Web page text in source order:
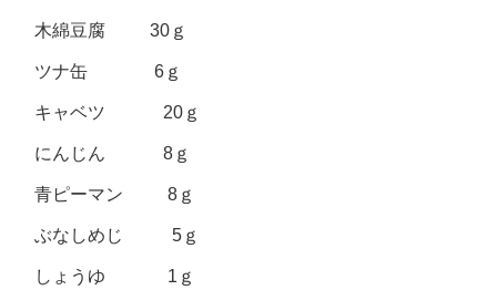
木綿豆腐 30ｇ
ツナ缶 6ｇ
キャベツ 20ｇ
にんじん 8ｇ
青ピーマン 8ｇ
ぶなしめじ 5ｇ
しょうゆ 1ｇ